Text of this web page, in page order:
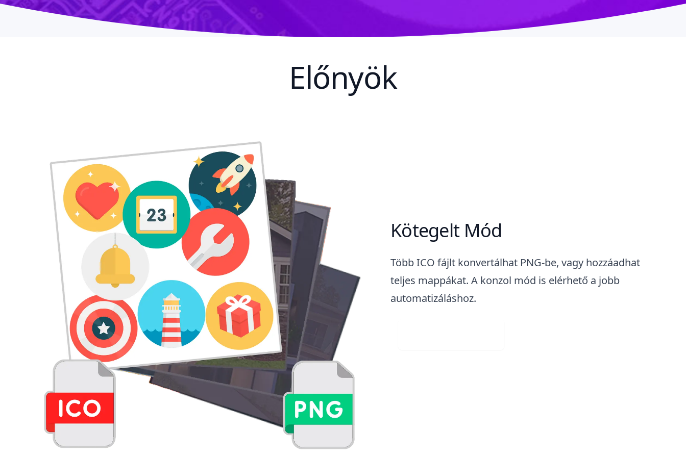
Előnyök
Kötegelt Mód
Több ICO fájlt konvertálhat PNG-be, vagy hozzáadhat
teljes mappákat. A konzol mód is elérhető a jobb
automatizáláshoz.